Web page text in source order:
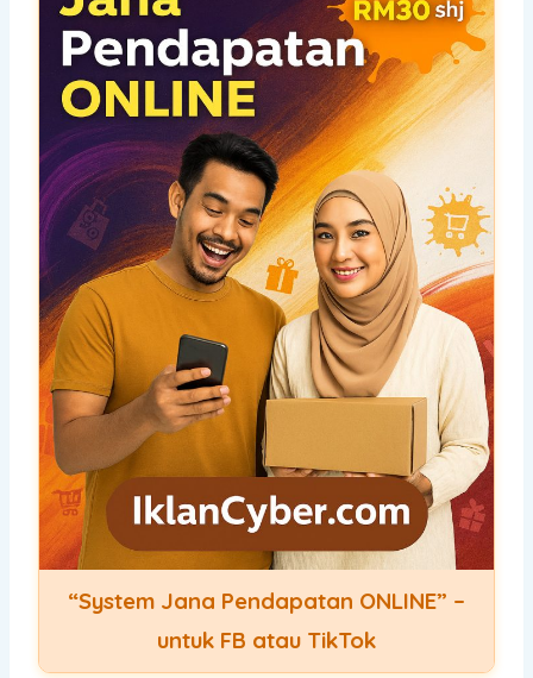
“System Jana Pendapatan ONLINE” –
untuk FB atau TikTok